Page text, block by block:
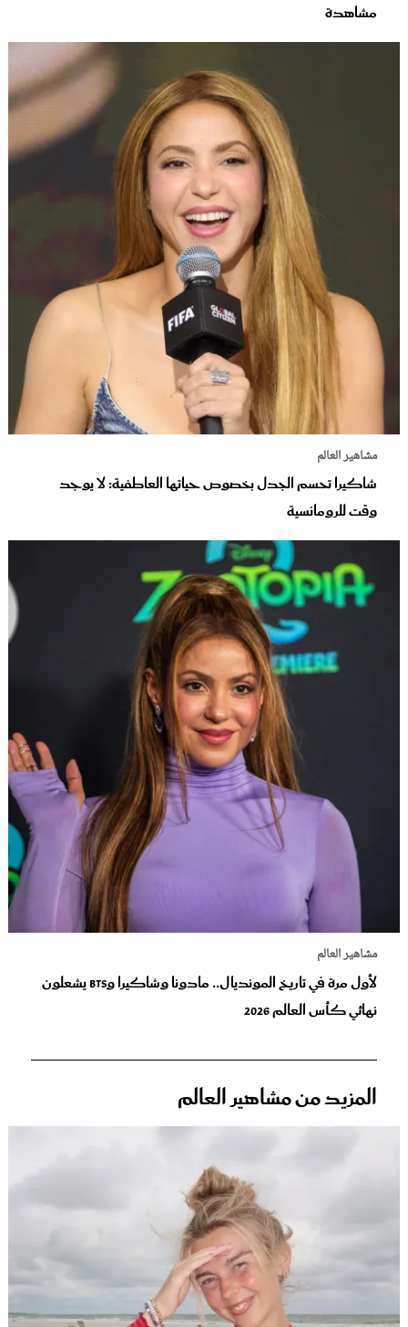
مشاهدة
مشاهير العالم
شاكيرا تحسم الجدل بخصوص حياتها العاطفية: لا يوجد
وقت للرومانسية
مشاهير العالم
لأول مرة في تاريخ المونديال.. مادونا وشاكيرا وBTS يشعلون
نهائي كأس العالم 2026
المزيد من مشاهير العالم